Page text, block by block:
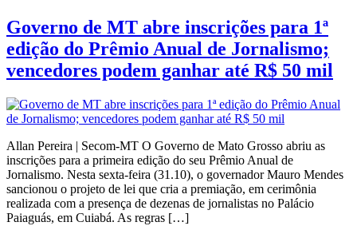
Governo de MT abre inscrições para 1ª
edição do Prêmio Anual de Jornalismo;
vencedores podem ganhar até R$ 50 mil
Allan Pereira | Secom-MT O Governo de Mato Grosso abriu as
inscrições para a primeira edição do seu Prêmio Anual de
Jornalismo. Nesta sexta-feira (31.10), o governador Mauro Mendes
sancionou o projeto de lei que cria a premiação, em cerimônia
realizada com a presença de dezenas de jornalistas no Palácio
Paiaguás, em Cuiabá. As regras […]